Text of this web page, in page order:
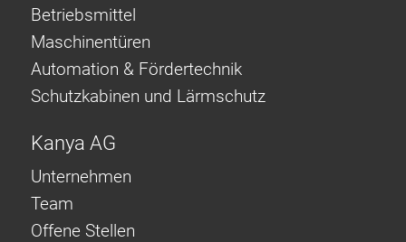
Betriebsmittel
Maschinentüren
Automation & Fördertechnik
Schutzkabinen und Lärmschutz
Kanya AG
Unternehmen
Team
Offene Stellen